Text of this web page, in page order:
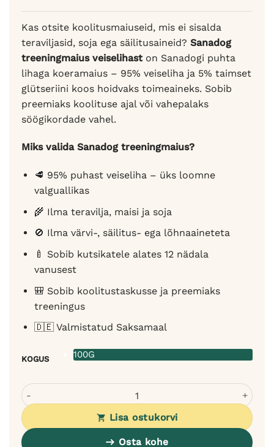
Kas otsite koolitusmaiuseid, mis ei sisalda
teraviljasid, soja ega säilitusaineid? Sanadog
treeningmaius veiselihast on Sanadogi puhta
lihaga koeramaius – 95% veiseliha ja 5% taimset
glütseriini koos hoidvaks toimeaineks. Sobib
preemiaks koolituse ajal või vahepalaks
söögikordade vahel.
Miks valida Sanadog treeningmaius?
🥩 95% puhast veiseliha – üks loomne
valguallikas
🌾 Ilma teravilja, maisi ja soja
🚫 Ilma värvi-, säilitus- ega lõhnaaineteta
🍼 Sobib kutsikatele alates 12 nädala
vanusest
🎒 Sobib koolitustaskusse ja preemiaks
treeningus
🇩🇪 Valmistatud Saksamaal
KOGUS 100G
Sanadog treeningmaius veiselihast koertele - 95% liha,
Lisa ostukorvi
Osta kohe